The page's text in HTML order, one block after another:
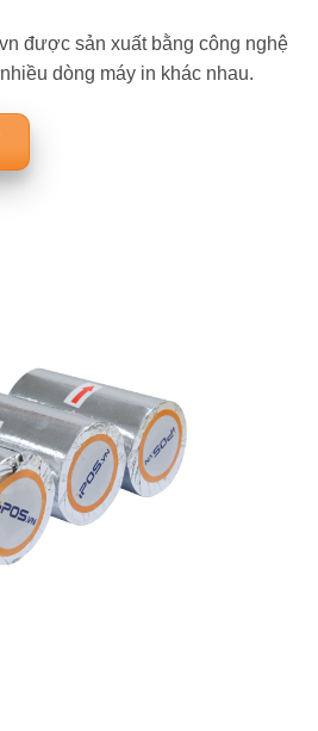
được sản xuất bằng công nghệ
dòng máy in khác nhau.